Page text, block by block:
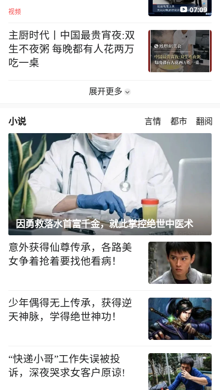
视频 07:09
主厨时代丨中国最贵宵夜:双
生不夜粥 每晚都有人花两万
吃一桌
展开更多
小说 言情 都市 翻阅
因勇救落水首富千金，就此掌控绝世中医术
意外获得仙尊传承，各路美
女争着抢着要找他看病！
少年偶得无上传承，获得逆
天神脉，学得绝世神功！
“快递小哥”工作失误被投
诉，深夜哭求女客户原谅!